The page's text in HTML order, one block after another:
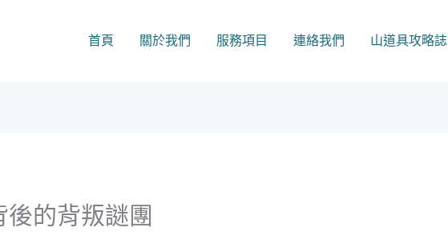
首頁 關於我們 服務項目 連絡我們 山道具攻略誌
的背叛謎團